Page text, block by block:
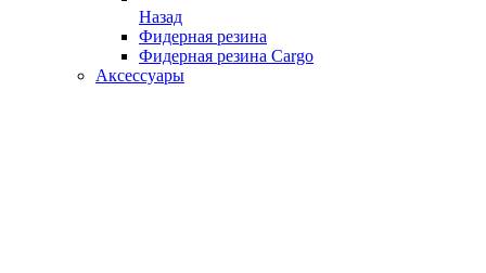
Назад
Фидерная резина
Фидерная резина Cargo
Аксессуары